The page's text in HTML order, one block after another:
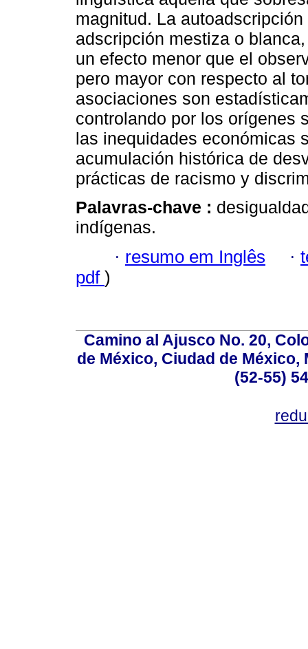
magnitud. La
adscripción mestiza o
un efecto menor que el
pero mayor con respecto al
asociaciones son
controlando por los orígenes
las inequidades económicas
acumulación histórica de
prácticas de racismo y
Palavras-chave :
indígenas.
· resumo em Inglês ·
pdf )
Camino al Ajusco No. 20,
de México, Ciudad de México,
(52-55)